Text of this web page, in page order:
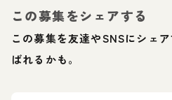
この募集をシェアする
この募集を友達やSNSにシェ
ばれるかも。